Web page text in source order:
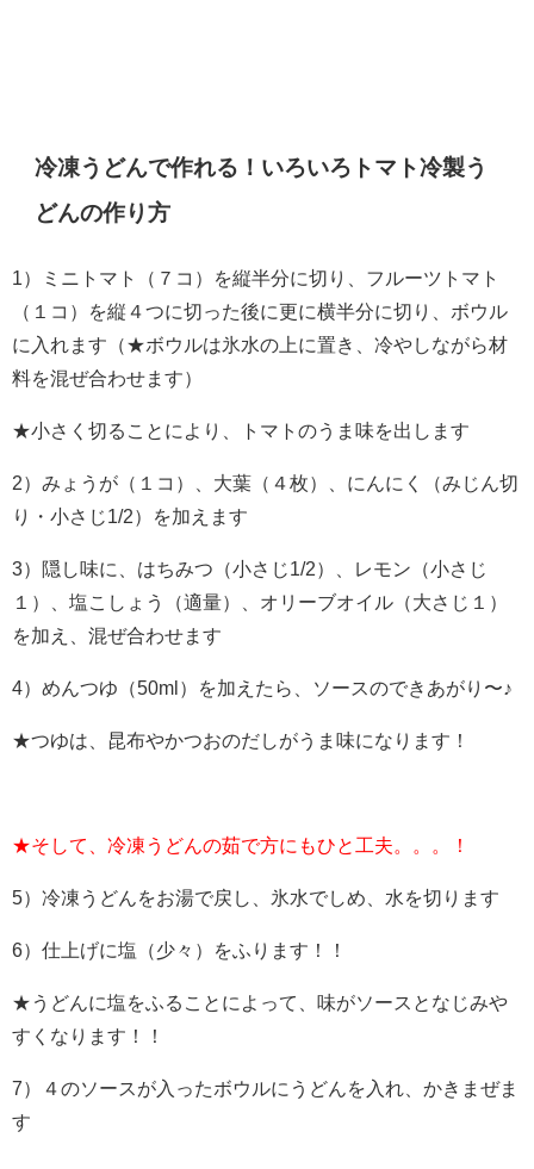
冷凍うどんで作れる！いろいろトマト冷製う
どんの作り方
1）ミニトマト（７コ）を縦半分に切り、フルーツトマト
（１コ）を縦４つに切った後に更に横半分に切り、ボウル
に入れます（★ボウルは氷水の上に置き、冷やしながら材
料を混ぜ合わせます）
★小さく切ることにより、トマトのうま味を出します
2）みょうが（１コ）、大葉（４枚）、にんにく（みじん切
り・小さじ1/2）を加えます
3）隠し味に、はちみつ（小さじ1/2）、レモン（小さじ
１）、塩こしょう（適量）、オリーブオイル（大さじ１）
を加え、混ぜ合わせます
4）めんつゆ（50ml）を加えたら、ソースのできあがり〜♪
★つゆは、昆布やかつおのだしがうま味になります！
★そして、冷凍うどんの茹で方にもひと工夫。。。！
5）冷凍うどんをお湯で戻し、氷水でしめ、水を切ります
6）仕上げに塩（少々）をふります！！
★うどんに塩をふることによって、味がソースとなじみや
すくなります！！
7）４のソースが入ったボウルにうどんを入れ、かきまぜま
す